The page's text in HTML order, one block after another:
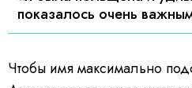
показалось очень
Чтобы имя максимально